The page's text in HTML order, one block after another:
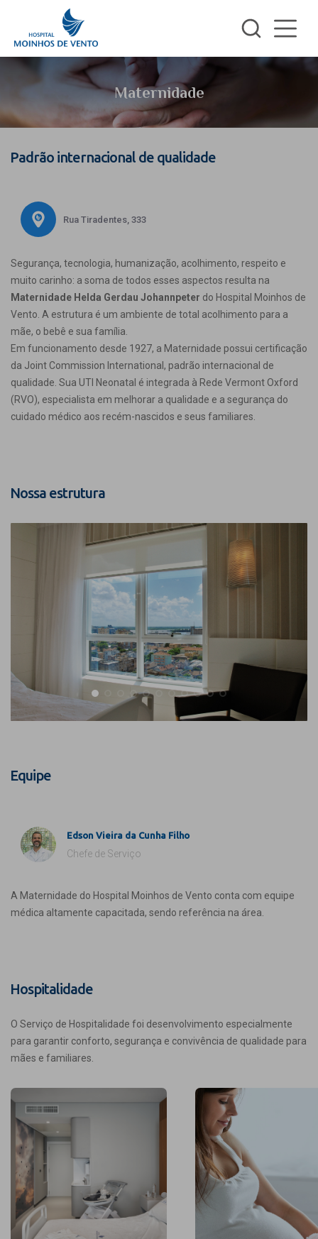
Maternidade
Padrão internacional de qualidade
Rua Tiradentes, 333
Segurança, tecnologia, humanização, acolhimento, respeito e
muito carinho: a soma de todos esses aspectos resulta na
Maternidade Helda Gerdau Johannpeter do Hospital Moinhos de
Vento. A estrutura é um ambiente de total acolhimento para a
mãe, o bebê e sua família.
Em funcionamento desde 1927, a Maternidade possui certificação
da Joint Commission International, padrão internacional de
qualidade. Sua UTI Neonatal é integrada à Rede Vermont Oxford
(RVO), especialista em melhorar a qualidade e a segurança do
cuidado médico aos recém-nascidos e seus familiares.
Nossa estrutura
Equipe
Edson Vieira da Cunha Filho
Chefe de Serviço
A Maternidade do Hospital Moinhos de Vento conta com equipe
médica altamente capacitada, sendo referência na área.
Hospitalidade
O Serviço de Hospitalidade foi desenvolvimento especialmente
para garantir conforto, segurança e convivência de qualidade para
mães e familiares.